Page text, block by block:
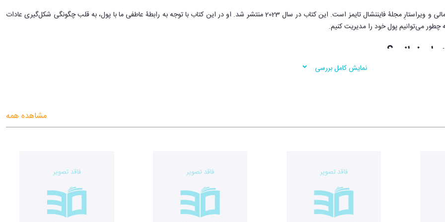
اثر کلر برت روزنامه‌نگار، مجری و مفسر مالی و ویراستارِ مجلۀ فایننشال تایمز است. این کتاب در سال 2023 منتشر شد. او در این کتاب با توجه به رابطۀ عاطفی ما با پول، به قلب چگونگی شکل‌گیری عادات
می‌توانیم پول خود را مدیریت کنیم.
را بخوانیم؟
از کجا شروع کنید و حس می‌کنید چیز خاصی دربارۀ پول نمی‌دانید این کتاب برای شماست. مهم نیست چند ساله هستید، کلر برت با روش‌ها و صدها نکتۀ عملی
نمایش کامل بررسی
مشاهده همه